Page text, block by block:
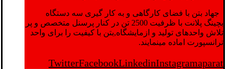
جهاد بتن با فضای کارگاهی و به کار گیری سه دستگاه
بچینگ پلانت با ظرفیت 2500 تن در کنار پرسنل متخصص و پر
تلاش واحدهای تولید و ازمایشگاه,بتن با کیفیت را برای واحد
ترانسپورت اماده مینمایند.
TwitterFacebookLinkedinInstagramaparat